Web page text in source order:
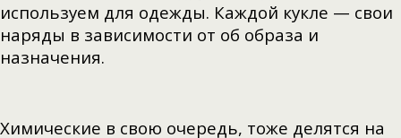
используем для одежды. Каждой кукле — свои
наряды в зависимости от об образа и
назначения.
Химические в свою очередь, тоже делятся на